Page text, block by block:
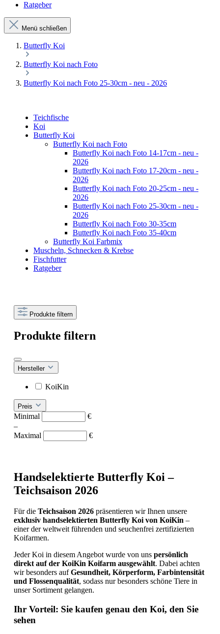
Ratgeber
Menü schließen
Butterfly Koi
Butterfly Koi nach Foto
Butterfly Koi nach Foto 25-30cm - neu - 2026
Teichfische
Koi
Butterfly Koi
Butterfly Koi nach Foto
Butterfly Koi nach Foto 14-17cm - neu -
2026
Butterfly Koi nach Foto 17-20cm - neu -
2026
Butterfly Koi nach Foto 20-25cm - neu -
2026
Butterfly Koi nach Foto 25-30cm - neu -
2026
Butterfly Koi nach Foto 30-35cm
Butterfly Koi nach Foto 35-40cm
Butterfly Koi Farbmix
Muscheln, Schnecken & Krebse
Fischfutter
Ratgeber
Produkte filtern
Produkte filtern
Hersteller
KoiKin
Preis
Minimal
€
–
Maximal
€
Handselektierte Butterfly Koi –
Teichsaison 2026
Fürdie Teichsaison 2026 präsentieren wirIhnen unsere
exklusiv handselektierten Butterfly Koi von KoiKin –
einerderweltweit führenden und seuchenfrei zertifizierten
Koifarmen.
JederKoi in diesem Angebot wurde von uns persönlich
direkt aufder KoiKin Koifarm ausgewählt. Dabei achten
wirbesonders aufGesundheit, Körperform, Farbintensität
und Flossenqualität, sodass nurbesonders schöne Tiere in
unser Sortiment gelangen.
Ihr Vorteil: Sie kaufen genau den Koi, den Sie
sehen